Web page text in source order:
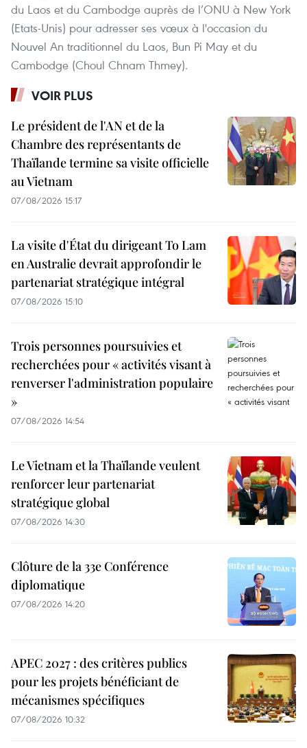
du Laos et du Cambodge auprès de l’ONU à New York
(Etats-Unis) pour adresser ses vœux à l'occasion du
Nouvel An traditionnel du Laos, Bun Pi May et du
Cambodge (Choul Chnam Thmey).
VOIR PLUS
Le président de l'AN et de la
Chambre des représentants de
Thaïlande termine sa visite officielle
au Vietnam
07/08/2026 15:17
La visite d'État du dirigeant To Lam
en Australie devrait approfondir le
partenariat stratégique intégral
07/08/2026 15:10
Trois personnes poursuivies et
recherchées pour « activités visant à
renverser l'administration populaire
»
07/08/2026 14:54
Le Vietnam et la Thaïlande veulent
renforcer leur partenariat
stratégique global
07/08/2026 14:30
Clôture de la 33e Conférence
diplomatique
07/08/2026 14:20
APEC 2027 : des critères publics
pour les projets bénéficiant de
mécanismes spécifiques
07/08/2026 10:32